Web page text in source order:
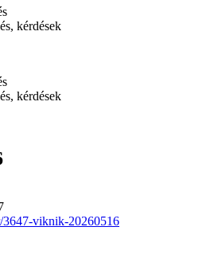
kérdések
kérdések
viknik-20260516